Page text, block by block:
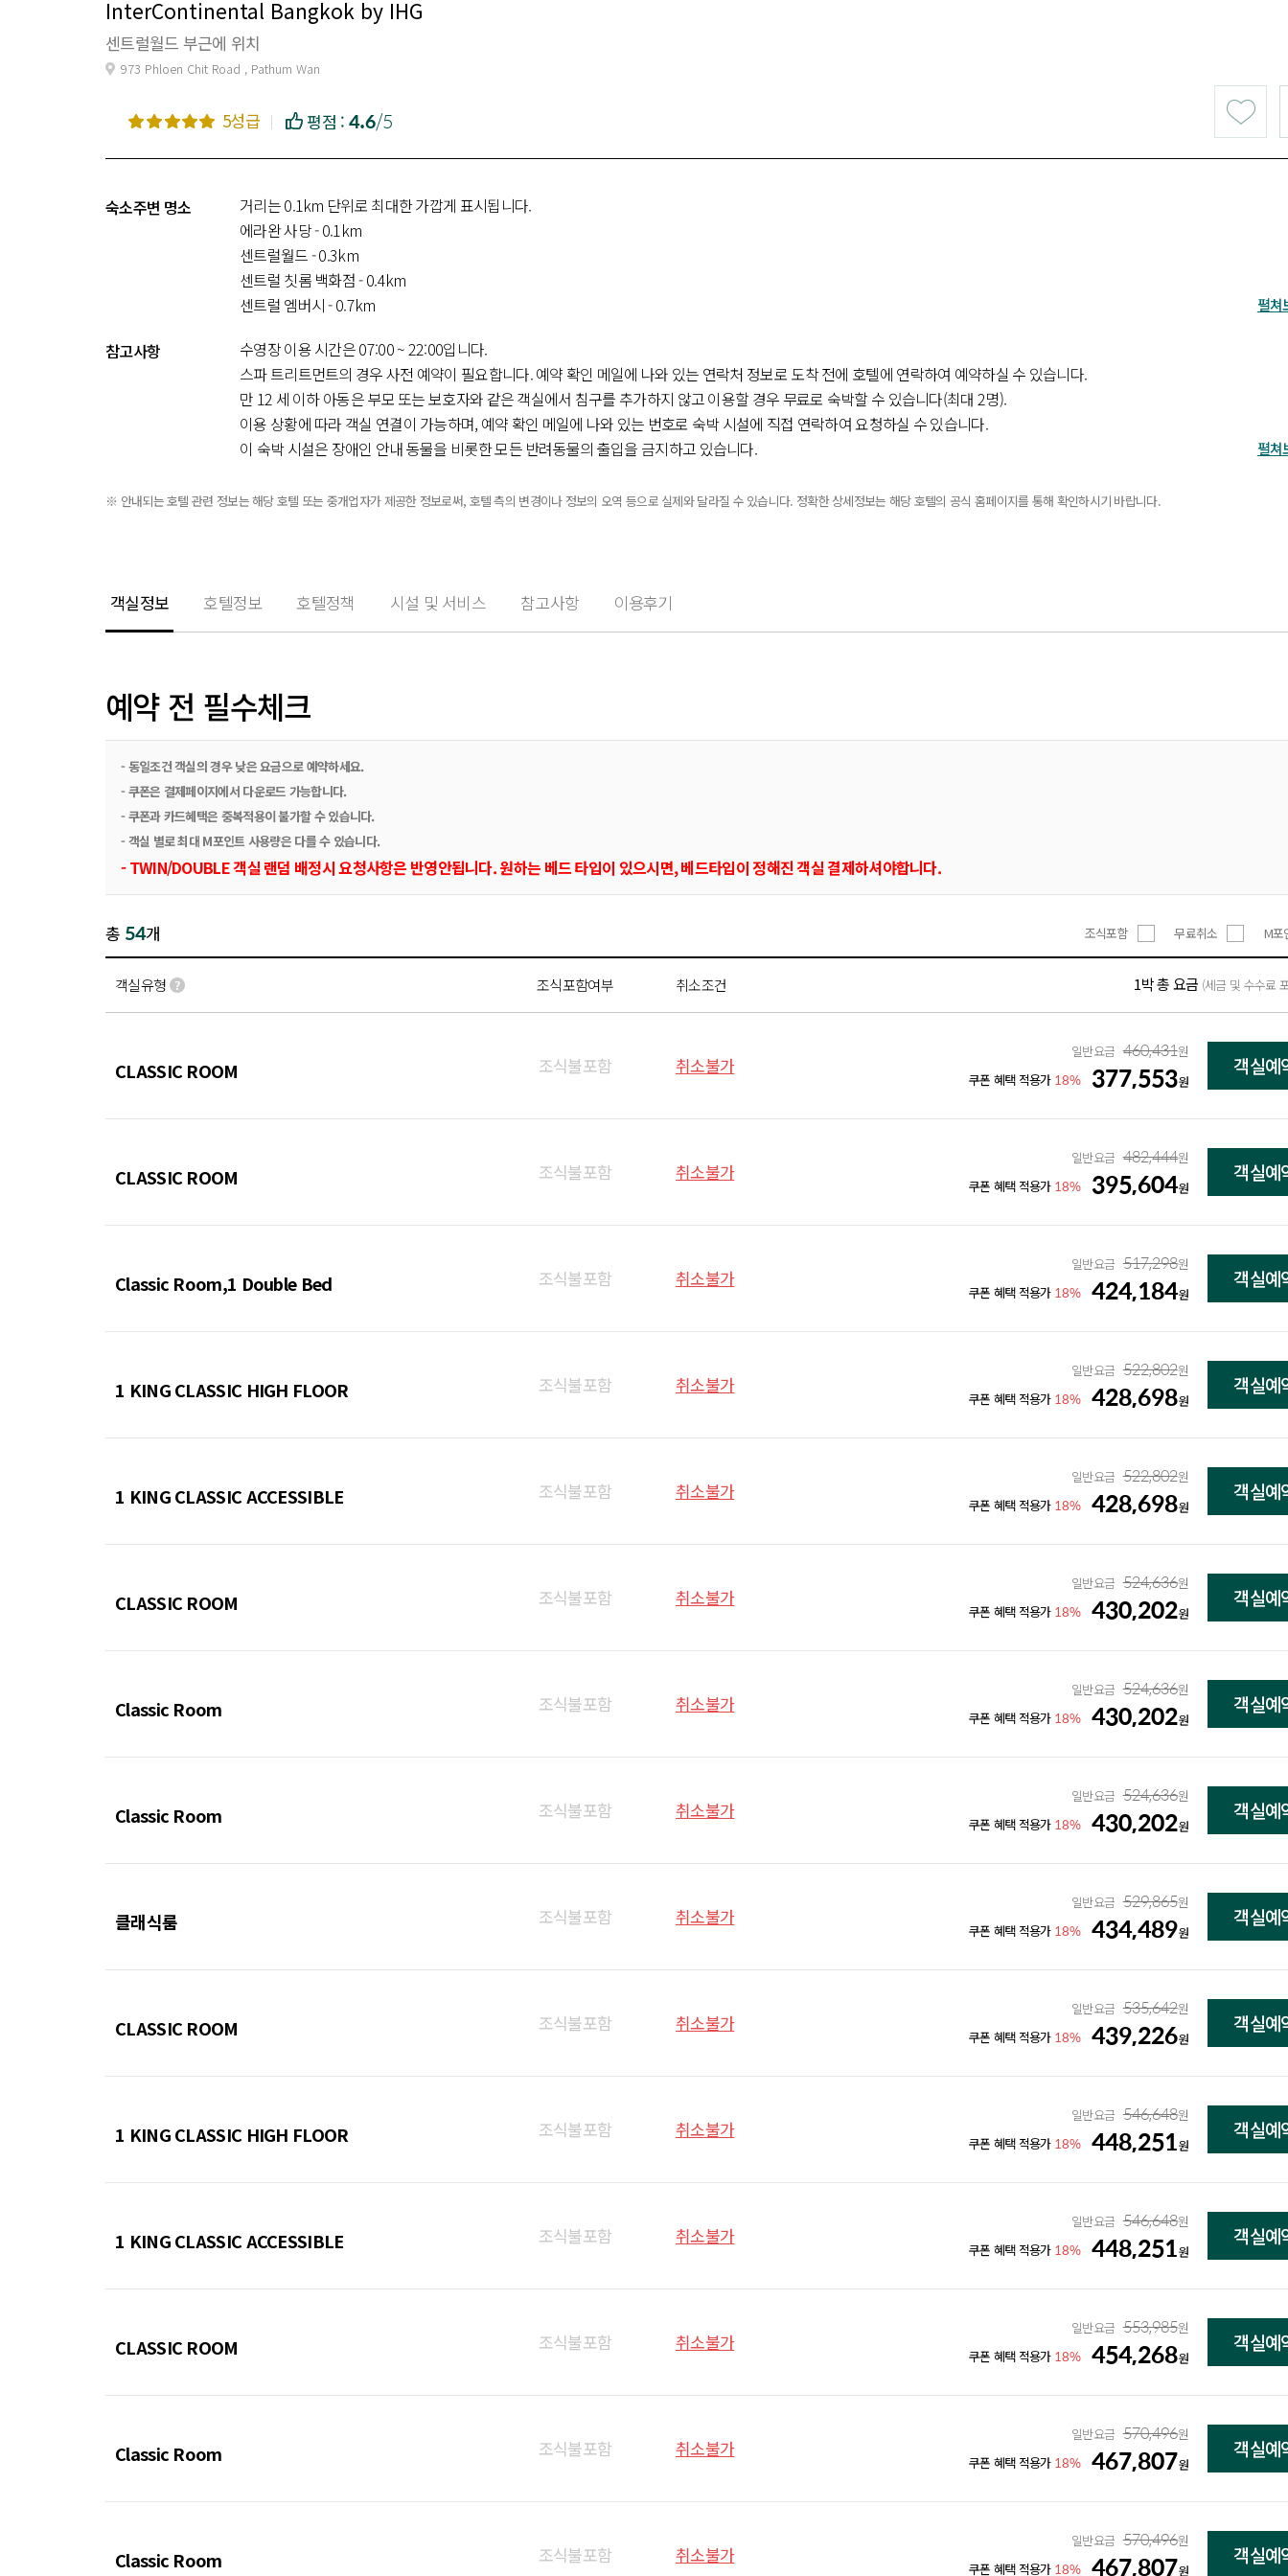
InterContinental Bangkok by IHG
센트럴월드 부근에 위치
973 Phloen Chit Road , Pathum Wan
5성급 평점 : 4.6/5
숙소주변 명소
거리는 0.1km 단위로 최대한 가깝게 표시됩니다.
에라완 사당 - 0.1km
센트럴월드 - 0.3km
센트럴 칫롬 백화점 - 0.4km
센트럴 엠버시 - 0.7km
플래티넘 패션 몰 - 0.8km
시암 스퀘어 - 0.9km
출랄롱코른 대학교 - 0.9km
시암 파라곤 몰 - 0.9km
씨암 센터 - 1.1km
나나 광장 - 1.4km
가장 가까운 공항:
돈므앙 국제공항 (DMK) - 24.5km
펼쳐
참고사항
수영장 이용 시간은 07:00 ~ 22:00입니다.
스파 트리트먼트의 경우 사전 예약이 필요합니다. 예약 확인 메일에 나와 있는 연락처 정보로 도착 전에 호텔에 연락하여 예약하실 수 있습니다.
만 12 세 이하 아동은 부모 또는 보호자와 같은 객실에서 침구를 추가하지 않고 이용할 경우 무료로 숙박할 수 있습니다(최대 2명).
이용 상황에 따라 객실 연결이 가능하며, 예약 확인 메일에 나와 있는 번호로 숙박 시설에 직접 연락하여 요청하실 수 있습니다.
이 숙박 시설은 장애인 안내 동물을 비롯한 모든 반려동물의 출입을 금지하고 있습니다.
비대면 체크인, 비대면 체크아웃 서비스를 이용하실 수 있습니다.
펼쳐
※ 안내되는 호텔 관련 정보는 해당 호텔 또는 중개업자가 제공한 정보로써, 호텔 측의 변경이나 정보의 오역 등으로 실제와 달라질 수 있습니다. 정확한 상세정보는 해당 호텔의 공식 홈페이지를 통해 확인하시기 바랍니다.
객실정보 호텔정보 호텔정책 시설 및 서비스 참고사항 이용후기
예약 전 필수체크
- 동일조건 객실의 경우 낮은 요금으로 예약하세요.
- 쿠폰은 결제페이지에서 다운로드 가능합니다.
- 쿠폰과 카드혜택은 중복적용이 불가할 수 있습니다.
- 객실 별로 최대 M포인트 사용량은 다를 수 있습니다.
- TWIN/DOUBLE 객실 랜덤 배정시 요청사항은 반영안됩니다. 원하는 베드 타입이 있으시면, 베드타입이 정해진 객실 결제하셔야합니다.
총 54개 조식포함 무료취소 M포
객실유형 조식포함여부 취소조건 1박 총 요금 (세금 및 수수료
CLASSIC ROOM 조식불포함 취소불가
일반요금 460,431원
쿠폰 혜택 적용가 18% 377,553원
객실예
CLASSIC ROOM 조식불포함 취소불가
일반요금 482,444원
쿠폰 혜택 적용가 18% 395,604원
객실예
Classic Room,1 Double Bed 조식불포함 취소불가
일반요금 517,298원
쿠폰 혜택 적용가 18% 424,184원
객실예
1 KING CLASSIC HIGH FLOOR 조식불포함 취소불가
일반요금 522,802원
쿠폰 혜택 적용가 18% 428,698원
객실예
1 KING CLASSIC ACCESSIBLE 조식불포함 취소불가
일반요금 522,802원
쿠폰 혜택 적용가 18% 428,698원
객실예
CLASSIC ROOM 조식불포함 취소불가
일반요금 524,636원
쿠폰 혜택 적용가 18% 430,202원
객실예
Classic Room 조식불포함 취소불가
일반요금 524,636원
쿠폰 혜택 적용가 18% 430,202원
객실예
Classic Room 조식불포함 취소불가
일반요금 524,636원
쿠폰 혜택 적용가 18% 430,202원
객실예
클래식룸 조식불포함 취소불가
일반요금 529,865원
쿠폰 혜택 적용가 18% 434,489원
객실예
CLASSIC ROOM 조식불포함 취소불가
일반요금 535,642원
쿠폰 혜택 적용가 18% 439,226원
객실예
1 KING CLASSIC HIGH FLOOR 조식불포함 취소불가
일반요금 546,648원
쿠폰 혜택 적용가 18% 448,251원
객실예
1 KING CLASSIC ACCESSIBLE 조식불포함 취소불가
일반요금 546,648원
쿠폰 혜택 적용가 18% 448,251원
객실예
CLASSIC ROOM 조식불포함 취소불가
일반요금 553,985원
쿠폰 혜택 적용가 18% 454,268원
객실예
Classic Room 조식불포함 취소불가
일반요금 570,496원
쿠폰 혜택 적용가 18% 467,807원
객실예
Classic Room 조식불포함 취소불가
일반요금 570,496원
쿠폰 혜택 적용가 18% 467,807원
객실예